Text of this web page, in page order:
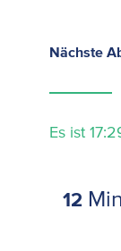
Nächste
Es ist
12